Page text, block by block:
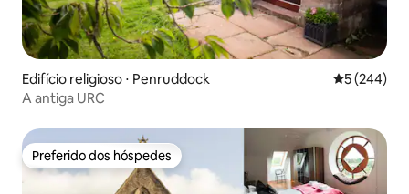
Edifício religioso ⋅ Penruddock 5 de uma
5 (244)
A antiga URC
Preferido dos hóspedes
Preferido dos hóspedes